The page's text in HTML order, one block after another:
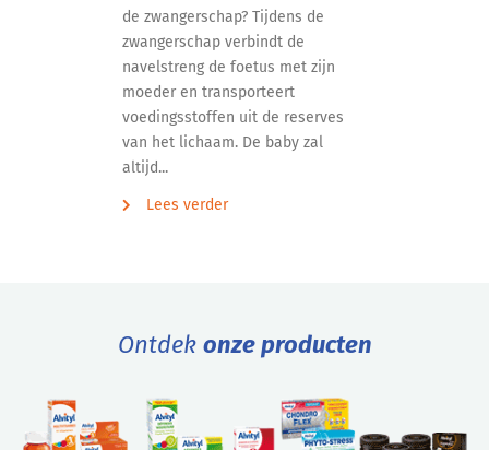
de zwangerschap? Tijdens de
zwangerschap verbindt de
navelstreng de foetus met zijn
moeder en transporteert
voedingsstoffen uit de reserves
van het lichaam. De baby zal
altijd...
Lees verder
Ontdek onze producten